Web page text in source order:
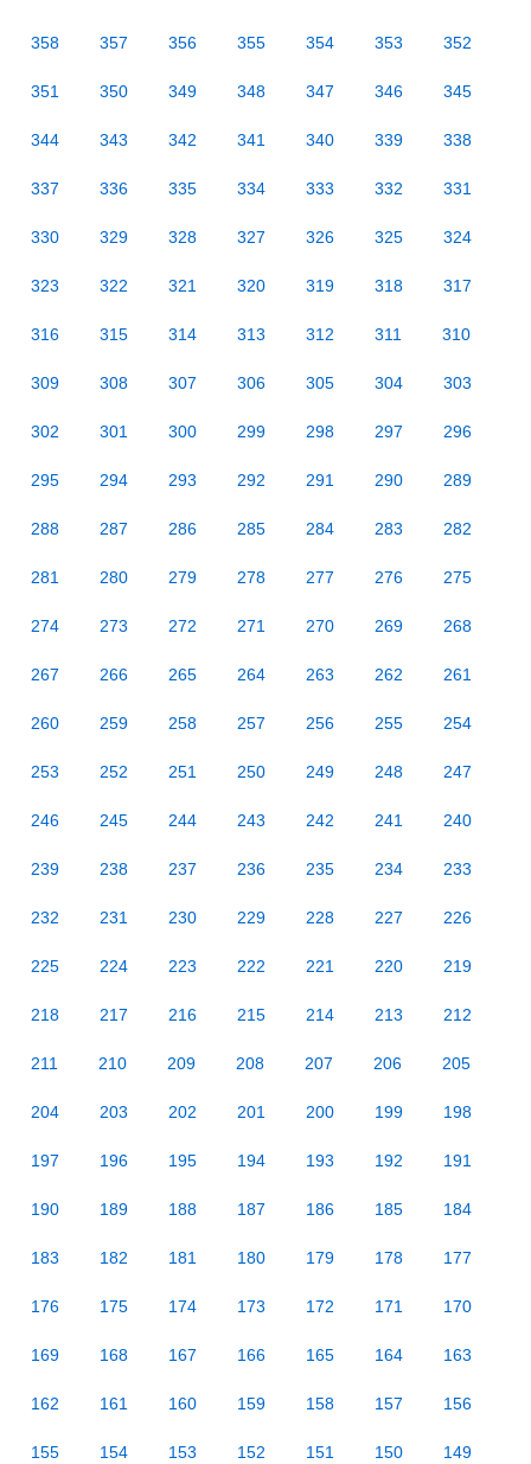
358 357 356 355 354 353 352
351 350 349 348 347 346 345
344 343 342 341 340 339 338
337 336 335 334 333 332 331
330 329 328 327 326 325 324
323 322 321 320 319 318 317
316 315 314 313 312 311 310
309 308 307 306 305 304 303
302 301 300 299 298 297 296
295 294 293 292 291 290 289
288 287 286 285 284 283 282
281 280 279 278 277 276 275
274 273 272 271 270 269 268
267 266 265 264 263 262 261
260 259 258 257 256 255 254
253 252 251 250 249 248 247
246 245 244 243 242 241 240
239 238 237 236 235 234 233
232 231 230 229 228 227 226
225 224 223 222 221 220 219
218 217 216 215 214 213 212
211 210 209 208 207 206 205
204 203 202 201 200 199 198
197 196 195 194 193 192 191
190 189 188 187 186 185 184
183 182 181 180 179 178 177
176 175 174 173 172 171 170
169 168 167 166 165 164 163
162 161 160 159 158 157 156
155 154 153 152 151 150 149